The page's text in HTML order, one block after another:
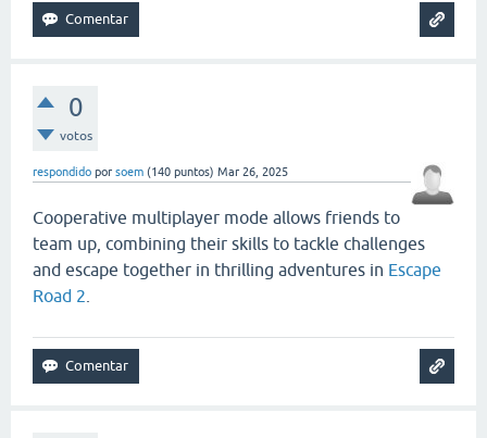
0
votos
respondido por soem (140 puntos) Mar 26, 2025
Cooperative multiplayer mode allows friends to
team up, combining their skills to tackle challenges
and escape together in thrilling adventures in Escape
Road 2